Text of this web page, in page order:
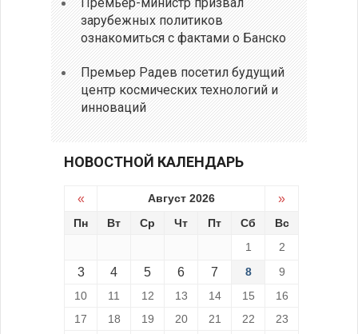
зарубежных политиков
ознакомиться с фактами о Банско
Премьер Радев посетил будущий
центр космических технологий и
инноваций
НОВОСТНОЙ КАЛЕНДАРЬ
« Август 2026 »
Пн Вт Ср Чт Пт Сб
Вс
1
2
3 4 5 6 7 8
9
10
11 12 13 14 15
16
17
18 19 20 21 22
23